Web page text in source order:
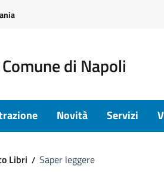
Comune di Napoli
Novità Servizi
Libri Saper leggere